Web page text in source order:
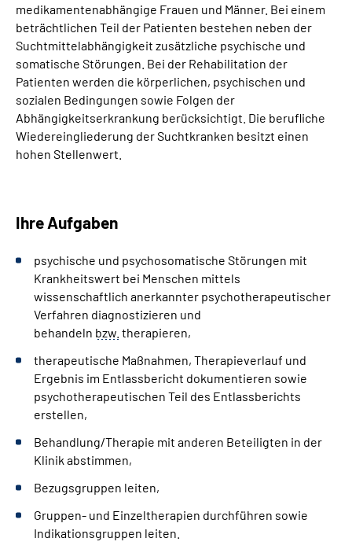
medikamentenabhängige Frauen und Männer. Bei einem
beträchtlichen Teil der Patienten bestehen neben der
Suchtmittelabhängigkeit zusätzliche psychische und
somatische Störungen. Bei der Rehabilitation der
Patienten werden die körperlichen, psychischen und
sozialen Bedingungen sowie Folgen der
Abhängigkeitserkrankung berücksichtigt. Die berufliche
Wiedereingliederung der Suchtkranken besitzt einen
hohen Stellenwert.
Ihre Aufgaben
psychische und psychosomatische Störungen mit
Krankheitswert bei Menschen mittels
wissenschaftlich anerkannter psychotherapeutischer
Verfahren diagnostizieren und
behandeln bzw. therapieren,
therapeutische Maßnahmen, Therapieverlauf und
Ergebnis im Entlassbericht dokumentieren sowie
psychotherapeutischen Teil des Entlassberichts
erstellen,
Behandlung/Therapie mit anderen Beteiligten in der
Klinik abstimmen,
Bezugsgruppen leiten,
Gruppen- und Einzeltherapien durchführen sowie
Indikationsgruppen leiten.